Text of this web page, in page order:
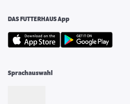
DAS FUTTERHAUS App
Sprachauswahl